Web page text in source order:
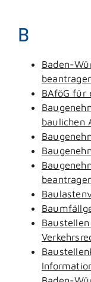
B
Baden-
BAföG für
baulichen